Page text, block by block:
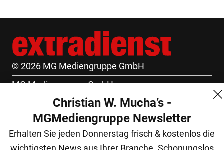
© 2026 MG Mediengruppe GmbH
MG Mediengruppe GmbH
Burgring 1/7
1010 Wien
+43 (1) 522 14 14
Christian W. Mucha’s -
MGMediengruppe Newsletter
Erhalten Sie jeden Donnerstag frisch & kostenlos die
wichtigsten News aus Ihrer Branche. Schonungslos